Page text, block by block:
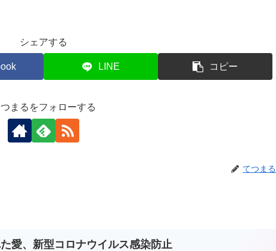
シェアする
LINE コピー
まるをフォローする
てつまる
愛、新型コロナウイルス感染防止